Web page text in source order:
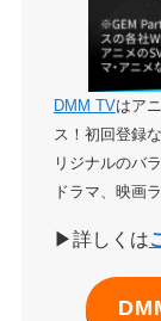
DMM TVはア
ス！初回登録
リジナルのバ
ドラマ、映画
▶詳しくは